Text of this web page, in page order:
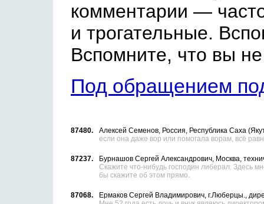
комментарии —
и трогательные.
Вспомните, что вы
Под обращением
72977.
Захарченко Сергей Петрович, Germany , Газо-
Дайте пожалуйста ей шанс исправиться , ведь
87480.
Алексей Семенов, Россия, Республика Саха
если она даже вор или помогала ворам, всё
87237.
Бурнашов Сергей Александрович, Москва,
Скажите что-нибудь господин либерал. Здесь
бы скажите об этом прямо.
87068.
Ермаков Сергей Владимирович, г.Люберцы.,
Мне 52 года,есть дочь и внук,являюсь